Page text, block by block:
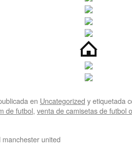
en Uncategorized y etiquetada
de futbol, venta de camisetas de futbol
united